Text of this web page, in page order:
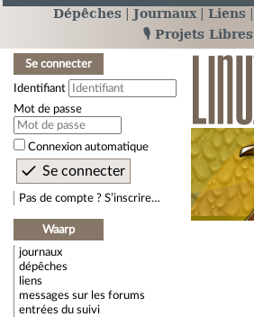
Dépêches Journaux Liens
🎙️ Projets Libres
Se connecter
Identifiant
Mot de passe
Connexion automatique
Pas de compte ? S’inscrire…
Waarp
journaux
dépêches
liens
messages sur les forums
entrées du suivi